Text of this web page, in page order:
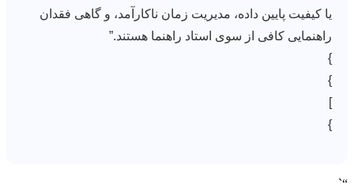
یا کیفیت پایین داده، مدیریت زمان ناکارآمد، و گاهی فقدان
راهنمایی کافی از سوی استاد راهنما هستند.”
}
}
]
}
“`